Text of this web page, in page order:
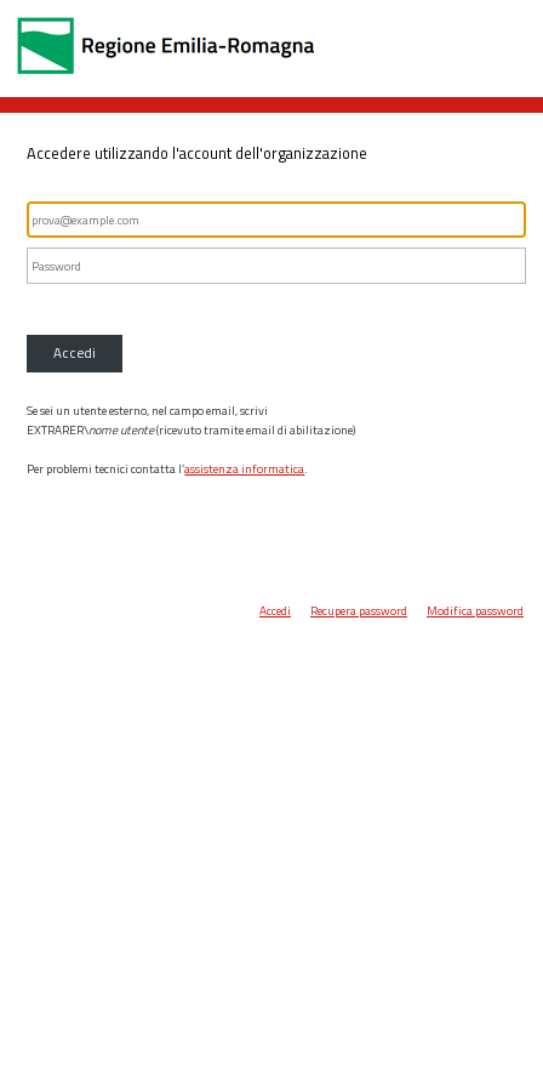
Accedere utilizzando l'account dell'organizzazione
Accedi
Se sei un utente esterno, nel campo email, scrivi
EXTRARER\nome utente(ricevuto tramite email di abilitazione)
Per problemi tecnici contatta l’assistenza informatica.
Accedi Recupera password Modifica password